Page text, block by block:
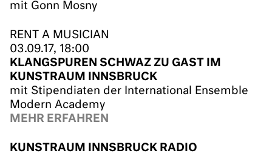
mit Gonn Mosny
RENT A MUSICIAN
03.09.17, 18:00
KLANGSPUREN SCHWAZ ZU GAST IM
KUNSTRAUM INNSBRUCK
mit Stipendiaten der International Ensemble
Modern Academy
MEHR ERFAHREN
KUNSTRAUM INNSBRUCK RADIO